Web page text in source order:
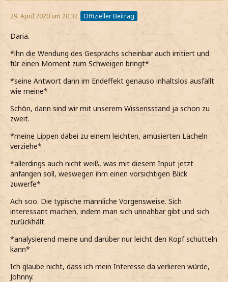
29. April 2020 um 20:32 Offizieller Beitrag
Daria.
*ihn die Wendung des Gesprächs scheinbar auch irritiert und
für einen Moment zum Schweigen bringt*
*seine Antwort dann im Endeffekt genauso inhaltslos ausfällt
wie meine*
Schön, dann sind wir mit unserem Wissensstand ja schon zu
zweit.
*meine Lippen dabei zu einem leichten, amüsierten Lächeln
verziehe*
*allerdings auch nicht weiß, was mit diesem Input jetzt
anfangen soll, weswegen ihm einen vorsichtigen Blick
zuwerfe*
Ach soo. Die typische männliche Vorgensweise. Sich
interessant machen, indem man sich unnahbar gibt und sich
zurückhält.
*analysierend meine und darüber nur leicht den Kopf schütteln
kann*
Ich glaube nicht, dass ich mein Interesse da verlieren würde,
Johnny.